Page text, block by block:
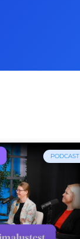
PODCAST